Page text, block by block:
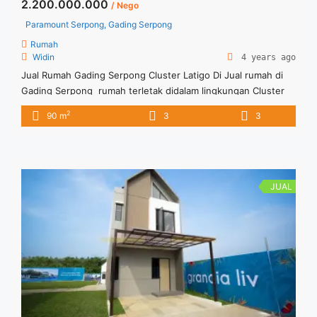
2.200.000.000 / Nego
Paramount Serpong, Gading Serpong
Rumah
Widin
4 years ago
Jual Rumah Gading Serpong Cluster Latigo Di Jual rumah di
Gading Serpong rumah terletak didalam lingkungan Cluster
Latigo. kondisi rumah siap di huni. Harga Negotiable
90 m2 3 3
JUAL